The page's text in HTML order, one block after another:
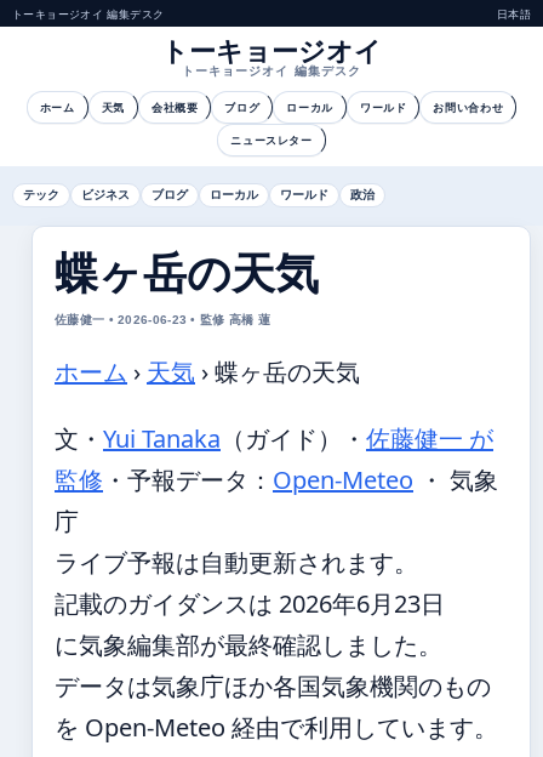
トーキョージオイ 編集デスク 日本語
トーキョージオイ
トーキョージオイ 編集デスク
ホーム 天気 会社概要 ブログ ローカル ワールド お問い合わせ
ニュースレター
テック ビジネス ブログ ローカル ワールド 政治
蝶ヶ岳の天気
佐藤健一 • 2026-06-23 • 監修 高橋 蓮
ホーム › 天気 ›蝶ヶ岳の天気
文・ Yui Tanaka （ガイド） ・ 佐藤健一 が
監修 ・ 予報データ： Open-Meteo ・ 気象
庁
ライブ予報は自動更新されます。
記載のガイダンスは 2026年6月23日
に気象編集部が最終確認しました。
データは気象庁ほか各国気象機関のもの
を Open-Meteo 経由で利用しています。